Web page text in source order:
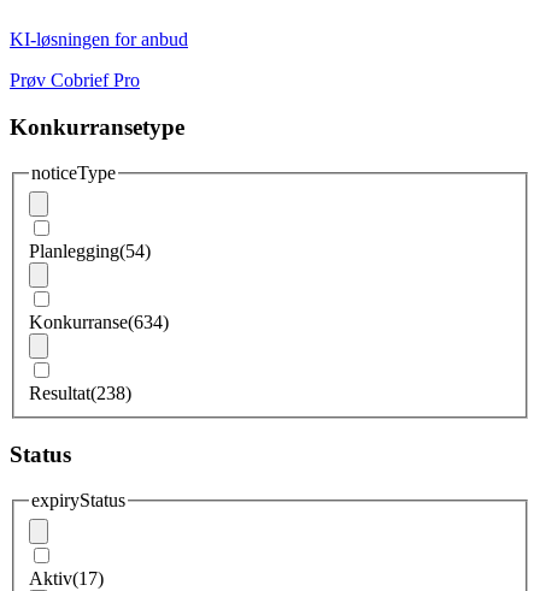
KI-løsningen for anbud
Prøv Cobrief Pro
Konkurransetype
noticeType
Planlegging(54)
Konkurranse(634)
Resultat(238)
Status
expiryStatus
Aktiv(17)